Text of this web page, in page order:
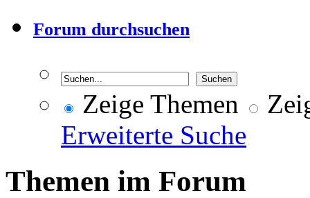
Forum durchsuchen
Zeige Themen
Erweiterte Suche
Themen im Forum